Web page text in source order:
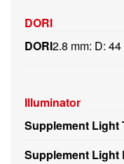
DORI
DORI2.8 mm: D:
Illuminator
Supplement Light
Supplement Light